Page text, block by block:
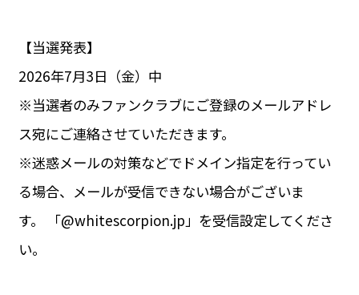
【当選発表】
2026年7月3日（金）中
※当選者のみファンクラブにご登録のメールアドレ
ス宛にご連絡させていただきます。
※迷惑メールの対策などでドメイン指定を行ってい
る場合、メールが受信できない場合がございま
す。 「@whitescorpion.jp」を受信設定してくださ
い。